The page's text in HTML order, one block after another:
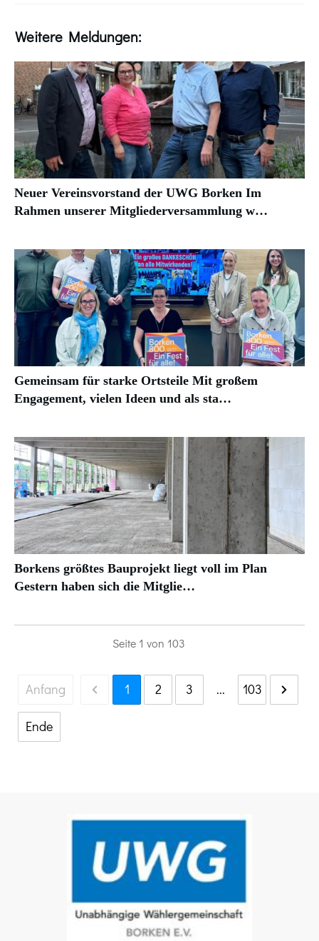
Weitere Meldungen:
Neuer Vereinsvorstand der UWG Borken Im
Rahmen unserer Mitgliederversammlung w…
Gemeinsam für starke Ortsteile Mit großem
Engagement, vielen Ideen und als sta…
Borkens größtes Bauprojekt liegt voll im Plan
Gestern haben sich die Mitglie…
Seite 1 von 103
Anfang 1 2 3 ... 103
Ende